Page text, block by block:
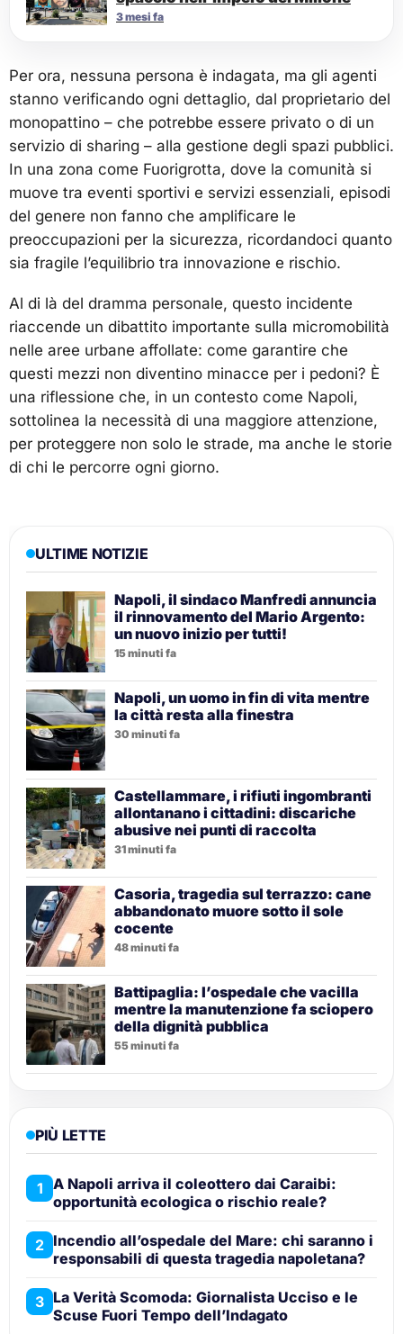
3 mesi fa
Per ora, nessuna persona è indagata, ma gli agenti
stanno verificando ogni dettaglio, dal proprietario del
monopattino – che potrebbe essere privato o di un
servizio di sharing – alla gestione degli spazi pubblici.
In una zona come Fuorigrotta, dove la comunità si
muove tra eventi sportivi e servizi essenziali, episodi
del genere non fanno che amplificare le
preoccupazioni per la sicurezza, ricordandoci quanto
sia fragile l’equilibrio tra innovazione e rischio.
Al di là del dramma personale, questo incidente
riaccende un dibattito importante sulla micromobilità
nelle aree urbane affollate: come garantire che
questi mezzi non diventino minacce per i pedoni? È
una riflessione che, in un contesto come Napoli,
sottolinea la necessità di una maggiore attenzione,
per proteggere non solo le strade, ma anche le storie
di chi le percorre ogni giorno.
ULTIME NOTIZIE
Napoli, il sindaco Manfredi annuncia
il rinnovamento del Mario Argento:
un nuovo inizio per tutti!
15 minuti fa
Napoli, un uomo in fin di vita mentre
la città resta alla finestra
30 minuti fa
Castellammare, i rifiuti ingombranti
allontanano i cittadini: discariche
abusive nei punti di raccolta
31 minuti fa
Casoria, tragedia sul terrazzo: cane
abbandonato muore sotto il sole
cocente
48 minuti fa
Battipaglia: l’ospedale che vacilla
mentre la manutenzione fa sciopero
della dignità pubblica
55 minuti fa
PIÙ LETTE
1 A Napoli arriva il coleottero dai Caraibi:
opportunità ecologica o rischio reale?
2 Incendio all’ospedale del Mare: chi saranno i
responsabili di questa tragedia napoletana?
3 La Verità Scomoda: Giornalista Ucciso e le
Scuse Fuori Tempo dell’Indagato